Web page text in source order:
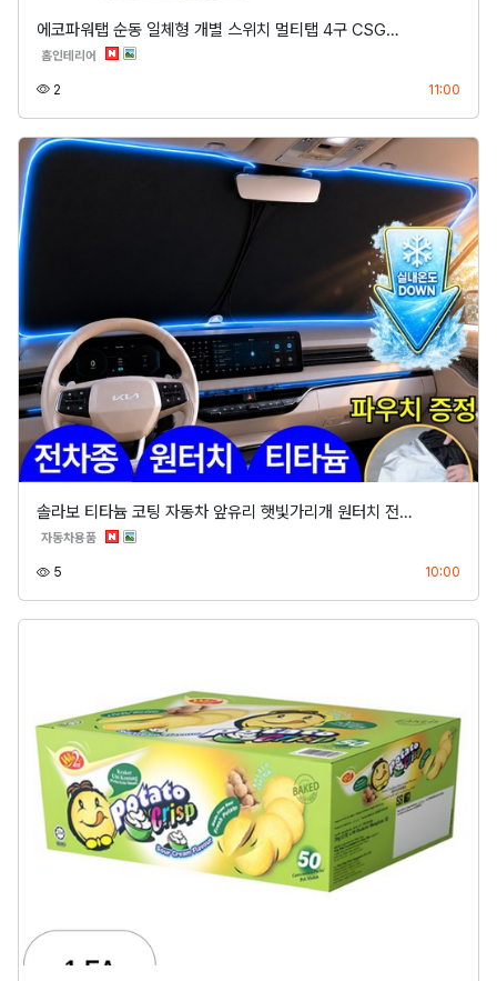
에코파워탭 순동 일체형 개별 스위치 멀티탭 4구 CSG…
홈인테리어 분류
2 11:00
솔라보 티타늄 코팅 자동차 앞유리 햇빛가리개 원터치 전…
자동차용품분류
5 10:00